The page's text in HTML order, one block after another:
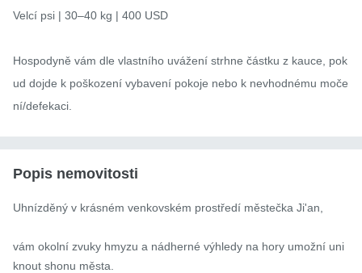
Velcí psi | 30–40 kg | 400 USD
Hospodyně vám dle vlastního uvážení strhne částku z kauce, pok
ud dojde k poškození vybavení pokoje nebo k nevhodnému moče
ní/defekaci.
Popis nemovitosti
Uhnízděný v krásném venkovském prostředí městečka Ji'an,
vám okolní zvuky hmyzu a nádherné výhledy na hory umožní uni
knout shonu města.